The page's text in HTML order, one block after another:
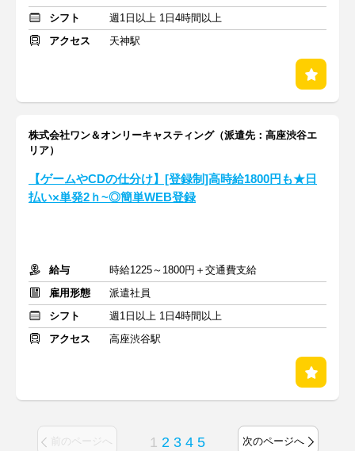
シフト
週1日以上 1日4時間以上
アクセス
天神駅
株式会社ワン＆オンリーキャスティング（派遣先：高座渋谷エ
リア）
【ゲームやCDの仕分け】[登録制]高時給1800円も★日
払い×単発2ｈ~◎簡単WEB登録
給与
時給1225～1800円＋交通費支給
雇用形態
派遣社員
シフト
週1日以上 1日4時間以上
アクセス
高座渋谷駅
前のページへ 1 2 3 4 5 次のページへ